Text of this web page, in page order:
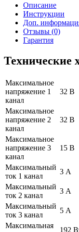
Описание
Инструкции
Доп.
Отзывы (0)
Гарантия
Технические
Максимальное
напряжение 1
канал
32 В
Максимальное
напряжение 2
канал
32 В
Максимальное
напряжение 3
канал
15 В
Максимальный
ток 1 канал
3 А
Максимальный
ток 2 канал
3 А
Максимальный
ток 3 канал
5 А
Максимальная
192